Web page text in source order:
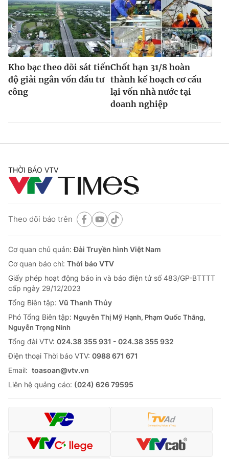
Kho bạc theo dõi sát tiến
độ giải ngân vốn đầu tư
công
Chốt hạn 31/8 hoàn
thành kế hoạch cơ cấu
lại vốn nhà nước tại
doanh nghiệp
THỜI BÁO VTV
Theo dõi báo trên
Cơ quan chủ quản:Đài Truyền hình Việt Nam
Cơ quan báo chí: Thời báo VTV
Giấy phép hoạt động báo in và báo điện tử số 483/GP-BTTTT
cấp ngày 29/12/2023
Tổng Biên tập: Vũ Thanh Thủy
Phó Tổng Biên tập: Nguyễn Thị Mỹ Hạnh, Phạm Quốc Thắng,
Nguyễn Trọng Ninh
Tổng đài VTV: 024.38 355 931 - 024.38 355 932
Ðiện thoại Thời báo VTV: 0988 671 671
Email: toasoan@vtv.vn
Liên hệ quảng cáo: (024) 626 79595